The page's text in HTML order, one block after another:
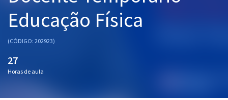
Conteúdo gratuito
Educação Física
(CÓDIGO: 202923)
27
Horas de aula